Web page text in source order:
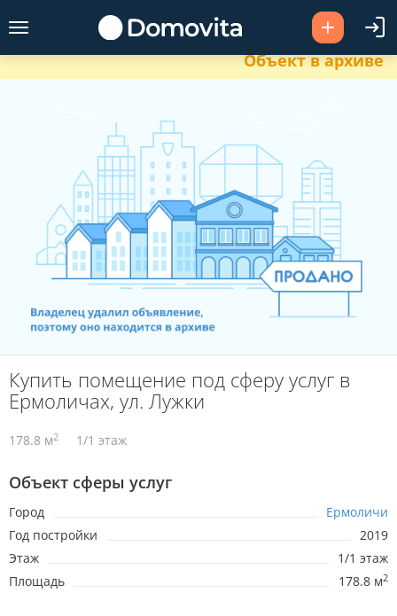
Объект в архиве
Купить помещение под сферу услуг в
Ермоличах, ул. Лужки
178.8 м2 1/1 этаж
Объект сферы услуг
Город
Ермоличи
Год постройки
2019
Этаж
1/1 этаж
Площадь
178.8 м2